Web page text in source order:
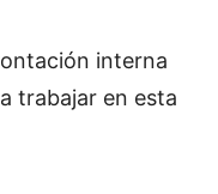
interna
trabajar en esta